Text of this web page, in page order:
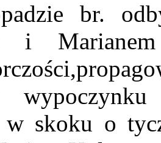
br.
i
w skoku o